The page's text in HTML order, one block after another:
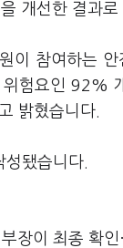
개선한 결과로
이 참여하는
험요인 92%
밝혔습니다.
됐습니다.
장이 최종 확인